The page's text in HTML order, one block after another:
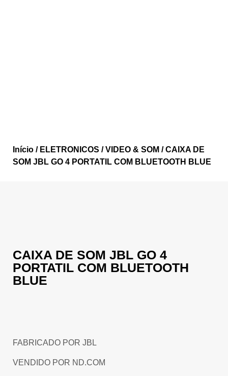
Início / ELETRONICOS /VIDEO & SOM / CAIXA DE
SOM JBL GO 4 PORTATIL COM BLUETOOTH BLUE
CAIXA DE SOM JBL GO 4
PORTATIL COM BLUETOOTH
BLUE
FABRICADO POR JBL
VENDIDO POR ND.COM